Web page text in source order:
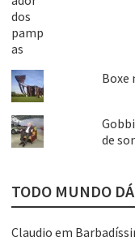
Boxe
de
TODO MUNDO
Claudio em